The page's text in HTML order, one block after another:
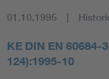
01.10.1995
KE DIN EN 60684-
124):1995-10